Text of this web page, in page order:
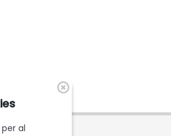
al